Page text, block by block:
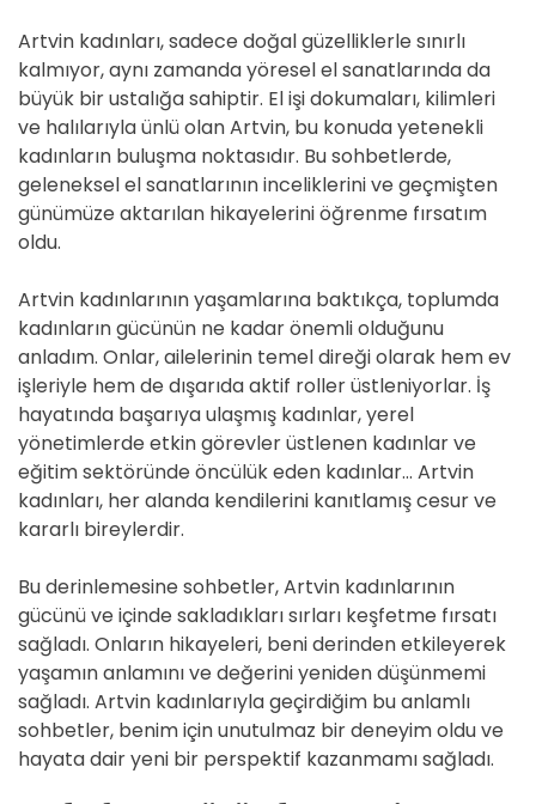
Artvin kadınları, sadece doğal güzelliklerle sınırlı
kalmıyor, aynı zamanda yöresel el sanatlarında da
büyük bir ustalığa sahiptir. El işi dokumaları, kilimleri
ve halılarıyla ünlü olan Artvin, bu konuda yetenekli
kadınların buluşma noktasıdır. Bu sohbetlerde,
geleneksel el sanatlarının inceliklerini ve geçmişten
günümüze aktarılan hikayelerini öğrenme fırsatım
oldu.
Artvin kadınlarının yaşamlarına baktıkça, toplumda
kadınların gücünün ne kadar önemli olduğunu
anladım. Onlar, ailelerinin temel direği olarak hem ev
işleriyle hem de dışarıda aktif roller üstleniyorlar. İş
hayatında başarıya ulaşmış kadınlar, yerel
yönetimlerde etkin görevler üstlenen kadınlar ve
eğitim sektöründe öncülük eden kadınlar… Artvin
kadınları, her alanda kendilerini kanıtlamış cesur ve
kararlı bireylerdir.
Bu derinlemesine sohbetler, Artvin kadınlarının
gücünü ve içinde sakladıkları sırları keşfetme fırsatı
sağladı. Onların hikayeleri, beni derinden etkileyerek
yaşamın anlamını ve değerini yeniden düşünmemi
sağladı. Artvin kadınlarıyla geçirdiğim bu anlamlı
sohbetler, benim için unutulmaz bir deneyim oldu ve
hayata dair yeni bir perspektif kazanmamı sağladı.